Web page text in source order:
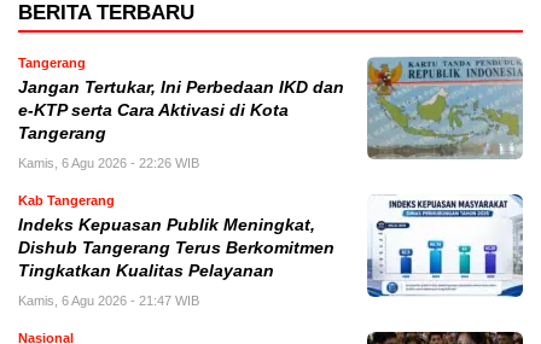
BERITA TERBARU
Tangerang
Jangan Tertukar, Ini Perbedaan IKD dan
e-KTP serta Cara Aktivasi di Kota
Tangerang
Kamis, 6 Agu 2026 - 22:26 WIB
Kab Tangerang
Indeks Kepuasan Publik Meningkat,
Dishub Tangerang Terus Berkomitmen
Tingkatkan Kualitas Pelayanan
Kamis, 6 Agu 2026 - 21:47 WIB
Nasional